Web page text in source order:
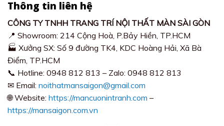
Thông tin liên hệ
CÔNG TY TNHH TRANG TRÍ NỘI THẤT MÀN SÀI GÒN
📍 Showroom: 214 Cộng Hoà, P.Bảy Hiền, TP.HCM
🏭 Xưởng SX: Số 9 đường TK4, KDC Hoàng Hải, Xã Bà
Điểm, TP.HCM
📞 Hotline: 0948 812 813 – Zalo: 0948 812 813
✉ Email: noithatmansaigon@gmail.com
🌐 Website: https://mancuonintranh.com –
https://mansaigon.com.vn